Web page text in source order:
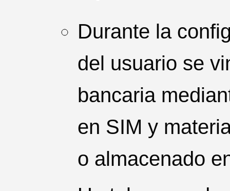
Durante la
del usuario se
bancaria
en SIM y
o almacenado